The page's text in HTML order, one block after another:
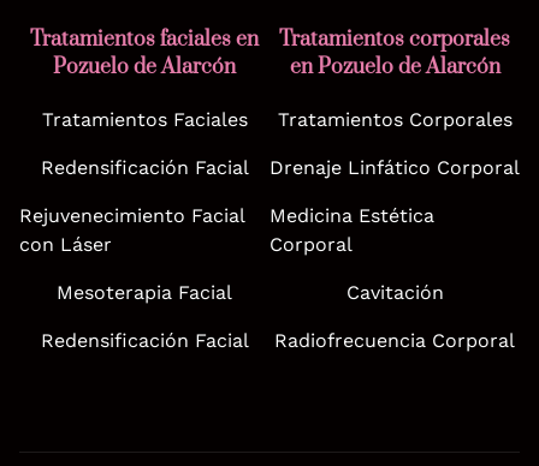
Tratamientos faciales en
Pozuelo de Alarcón
Tratamientos Faciales
Redensificación Facial
Rejuvenecimiento Facial
con Láser
Mesoterapia Facial
Redensificación Facial
Tratamientos corporales
en Pozuelo de Alarcón
Tratamientos Corporales
Drenaje Linfático Corporal
Medicina Estética
Corporal
Cavitación
Radiofrecuencia Corporal